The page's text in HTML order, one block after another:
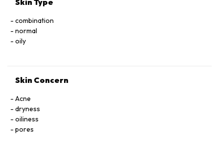
Skin Type
combination
normal
oily
Skin Concern
Acne
dryness
oiliness
pores